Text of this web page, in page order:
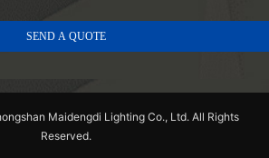
Maidengdi Lighting Co., Ltd. All Rights
Reserved.